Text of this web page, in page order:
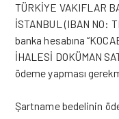
TÜRKİYE VAKIFLAR
İSTANBUL (IBAN NO:
banka hesabına
İHALESİ DOKÜMAN
ödeme yapması
Şartname bedelinin